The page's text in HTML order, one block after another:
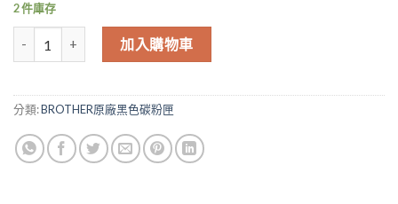
2 件庫存
Brother TN-456BK 原廠黑色高容量碳粉匣 L8360CDW L8900CDW
加入購物車
分類:BROTHER原廠黑色碳粉匣